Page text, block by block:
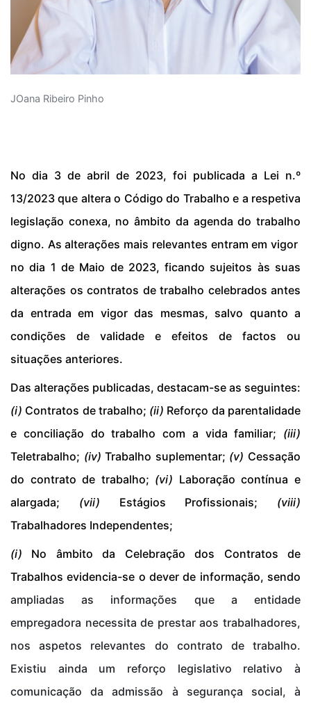
JOana Ribeiro Pinho
No dia 3 de abril de 2023, foi publicada a Lei n.º
13/2023 que altera o Código do Trabalho e a respetiva
legislação conexa, no âmbito da agenda do trabalho
digno. As alterações mais relevantes entram em vigor
no dia 1 de Maio de 2023, ficando sujeitos às suas
alterações os contratos de trabalho celebrados antes
da entrada em vigor das mesmas, salvo quanto a
condições de validade e efeitos de factos ou
situações anteriores.
Das alterações publicadas, destacam-se as seguintes:
(i) Contratos de trabalho; (ii) Reforço da parentalidade
e conciliação do trabalho com a vida familiar; (iii)
Teletrabalho; (iv) Trabalho suplementar; (v) Cessação
do contrato de trabalho; (vi) Laboração contínua e
alargada; (vii) Estágios Profissionais; (viii)
Trabalhadores Independentes;
(i) No âmbito da Celebração dos Contratos de
Trabalhos evidencia-se o dever de informação, sendo
ampliadas as informações que a entidade
empregadora necessita de prestar aos trabalhadores,
nos aspetos relevantes do contrato de trabalho.
Existiu ainda um reforço legislativo relativo à
comunicação da admissão à segurança social, à